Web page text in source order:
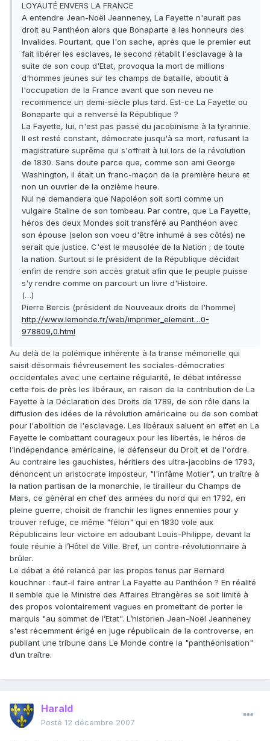
LOYAUTÉ ENVERS LA FRANCE
A entendre Jean-Noël Jeanneney, La Fayette n'aurait pas
droit au Panthéon alors que Bonaparte a les honneurs des
Invalides. Pourtant, que l'on sache, après que le premier eut
fait libérer les esclaves, le second rétablit l'esclavage à la
suite de son coup d'Etat, provoqua la mort de millions
d'hommes jeunes sur les champs de bataille, aboutit à
l'occupation de la France avant que son neveu ne
recommence un demi-siècle plus tard. Est-ce La Fayette ou
Bonaparte qui a renversé la République ?
La Fayette, lui, n'est pas passé du jacobinisme à la tyrannie.
Il est resté constant, démocrate jusqu'à sa mort, refusant la
magistrature suprême qui s'offrait à lui lors de la révolution
de 1830. Sans doute parce que, comme son ami George
Washington, il était un franc-maçon de la première heure et
non un ouvrier de la onzième heure.
Nul ne demandera que Napoléon soit sorti comme un
vulgaire Staline de son tombeau. Par contre, que La Fayette,
héros des deux Mondes soit transféré au Panthéon avec
son épouse (selon son voeu d'être inhumé à ses côtés) ne
serait que justice. C'est le mausolée de la Nation ; de toute
la nation. Surtout si le président de la République décidait
enfin de rendre son accès gratuit afin que le peuple puisse
s'y rendre comme on parcourt un livre d'Histoire.
(…)
Pierre Bercis (président de Nouveaux droits de l'homme)
http://www.lemonde.fr/web/imprimer_element…0-
978809,0.html
Au delà de la polémique inhérente à la transe mémorielle qui
saisit désormais fiévreusement les sociales-démocraties
occidentales avec une certaine régularité, le débat intéresse
cette fois de près les libéraux, en raison de la contribution de La
Fayette à la Déclaration des Droits de 1789, de son rôle dans la
diffusion des idées de la révolution américaine ou de son combat
pour l'abolition de l'esclavage. Les libéraux saluent en effet en La
Fayette le combattant courageux pour les libertés, le héros de
l'indépendance américaine, le défenseur du Droit et de l'ordre.
Au contraire les gauchistes, héritiers des ultra-jacobins de 1793,
dénoncent un aristocrate imposteur, "l'infâme Motier", un traître à
la nation partisan de la monarchie, le tirailleur du Champs de
Mars, ce général en chef des armées du nord qui en 1792, en
pleine guerre, choisit de franchir les lignes ennemies pour y
trouver refuge, ce même "félon" qui en 1830 vole aux
Républicains leur victoire en adoubant Louis-Philippe, devant la
foule réunie à l’Hôtel de Ville. Bref, un contre-révolutionnaire à
brûler.
Le débat a été relancé par les propos tenus par Bernard
kouchner : faut-il faire entrer La Fayette au Panthéon ? En réalité
il semble que le Ministre des Affaires Etrangères se soit limité à
des propos volontairement vagues en promettant de porter le
marquis "au sommet de l’Etat". L’historien Jean-Noël Jeanneney
s'est récemment érigé en juge républicain de la controverse, en
publiant une tribune dans Le Monde contre la "panthéonisation"
d’un traître.
Harald
Posté 12 décembre 2007